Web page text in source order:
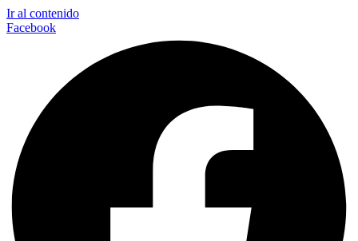
Ir al contenido
Facebook